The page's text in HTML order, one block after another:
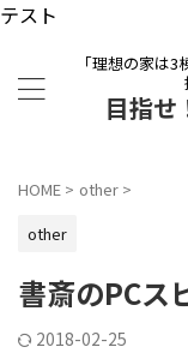
テスト
「理想の家は
目指せ
HOME > other >
other
書斎のPCス
2018-02-25